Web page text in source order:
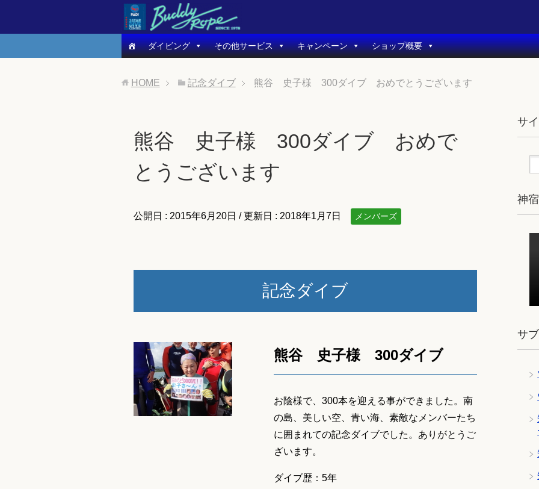
ダイビング その他サービス キャンペーン ショップ概要
HOME 記念ダイブ 熊谷 史子様 300ダイブ おめでとうございます
熊谷 史子様 300ダイブ おめで
とうございます
公開日 : 2015年6月20日 / 更新日 : 2018年1月7日 メンバーズ
記念ダイブ
熊谷 史子様 300ダイブ
お陰様で、300本を迎える事ができました。南
の島、美しい空、青い海、素敵なメンバーたち
に囲まれての記念ダイブでした。ありがとうご
ざいます。
ダイブ歴：5年
サ
神
サ